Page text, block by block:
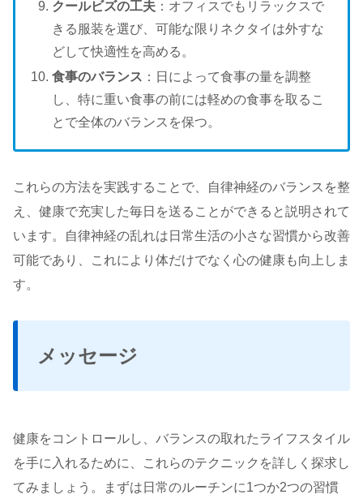
クールビズの工夫 ：オフィスでもリラックスで
きる服装を選び、可能な限りネクタイは外すな
どして快適性を高める。
食事のバランス ：日によって食事の量を調整
し、特に重い食事の前には軽めの食事を取るこ
とで全体のバランスを保つ。
これらの方法を実践することで、自律神経のバランスを整
え、健康で充実した毎日を送ることができると説明されて
います。自律神経の乱れは日常生活の小さな習慣から改善
可能であり、これにより体だけでなく心の健康も向上しま
す。
メッセージ
健康をコントロールし、バランスの取れたライフスタイル
を手に入れるために、これらのテクニックを詳しく探求し
てみましょう。まずは日常のルーチンに1つか2つの習慣